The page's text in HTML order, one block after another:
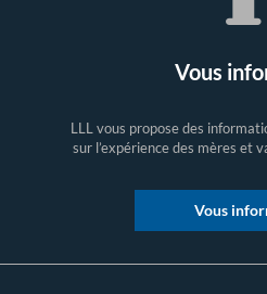
Vous
LLL vous propose des
sur l’expérience des mères et
Vous